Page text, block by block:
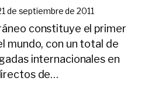
de septiembre de 2011
constituye el primer
mundo, con un total de
internacionales en
de…